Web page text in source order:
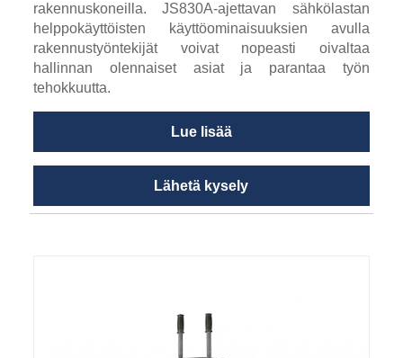
rakennuskoneilla. JS830A-ajettavan sähkölastan
helppokäyttöisten käyttöominaisuuksien avulla
rakennustyöntekijät voivat nopeasti oivaltaa
hallinnan olennaiset asiat ja parantaa työn
tehokkuutta.
Lue lisää
Lähetä kysely